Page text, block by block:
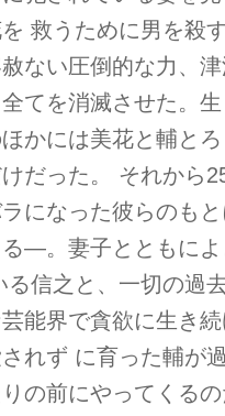
救うために男を殺
ない圧倒的な力、
てを消滅させた。
かには美花と輔とろ
だった。 それから
になった彼らのも
―。妻子とともによ
る信之と、一切の過
能界で貪欲に生き
れず に育った輔が
の前にやってくるの